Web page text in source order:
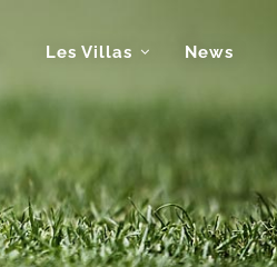
Les Villas News